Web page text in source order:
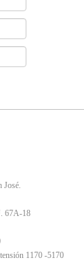
José.
67A-18
1170 -5170